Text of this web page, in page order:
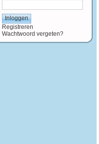
Registreren
Wachtwoord vergeten?